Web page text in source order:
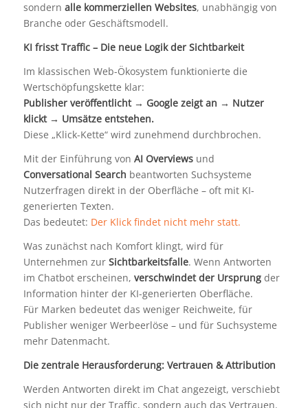
sondern alle kommerziellen Websites, unabhängig von
Branche oder Geschäftsmodell.
KI frisst Traffic – Die neue Logik der Sichtbarkeit
Im klassischen Web-Ökosystem funktionierte die
Wertschöpfungskette klar:
Publisher veröffentlicht → Google zeigt an → Nutzer
klickt → Umsätze entstehen.
Diese „Klick-Kette“ wird zunehmend durchbrochen.
Mit der Einführung von AI Overviewsund
Conversational Search beantworten Suchsysteme
Nutzerfragen direkt in der Oberfläche – oft mit KI-
generierten Texten.
Das bedeutet: Der Klick findet nicht mehr statt.
Was zunächst nach Komfort klingt, wird für
Unternehmen zur Sichtbarkeitsfalle. Wenn Antworten
im Chatbot erscheinen, verschwindet der Ursprungder
Information hinter der KI-generierten Oberfläche.
Für Marken bedeutet das weniger Reichweite, für
Publisher weniger Werbeerlöse – und für Suchsysteme
mehr Datenmacht.
Die zentrale Herausforderung: Vertrauen & Attribution
Werden Antworten direkt im Chat angezeigt, verschiebt
sich nicht nur der Traffic, sondern auch das Vertrauen.